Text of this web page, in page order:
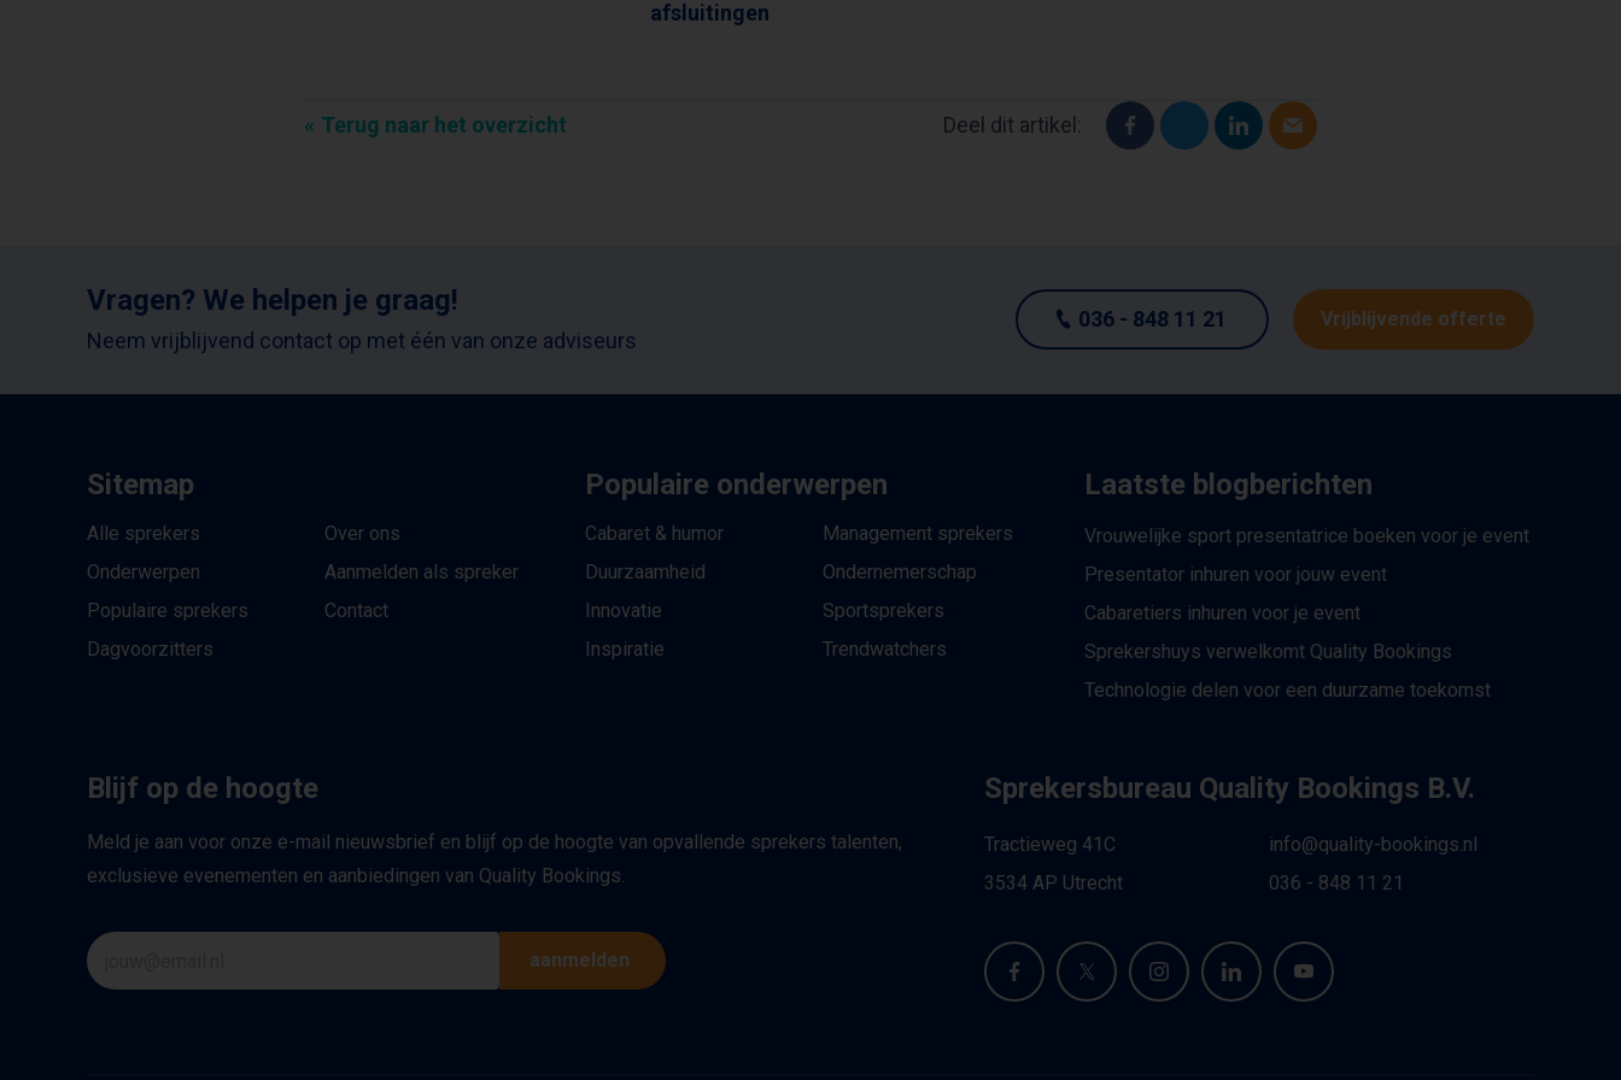
afsluitingen
Terug naar het overzicht Deel dit artikel:
Vragen? We helpen je graag!
Neem vrijblijvend contact op met één van onze adviseurs
036 - 848 11 21 Vrijblijvende offerte
Sitemap
Alle sprekers
Onderwerpen
Populaire sprekers
Dagvoorzitters
Over ons
Aanmelden als spreker
Contact
Populaire onderwerpen
Cabaret & humor
Duurzaamheid
Innovatie
Inspiratie
Management sprekers
Ondernemerschap
Sportsprekers
Trendwatchers
Laatste blogberichten
Vrouwelijke sport presentatrice boeken voor je event
Presentator inhuren voor jouw event
Cabaretiers inhuren voor je event
Sprekershuys verwelkomt Quality Bookings
Technologie delen voor een duurzame toekomst
Blijf op de hoogte
Meld je aan voor onze e-mail nieuwsbrief en blijf op de hoogte van opvallende sprekers talenten,
exclusieve evenementen en aanbiedingen van Quality Bookings.
aanmelden
Sprekersbureau Quality Bookings B.V.
Tractieweg 41C
3534 AP Utrecht
info@quality-bookings.nl
036 - 848 11 21